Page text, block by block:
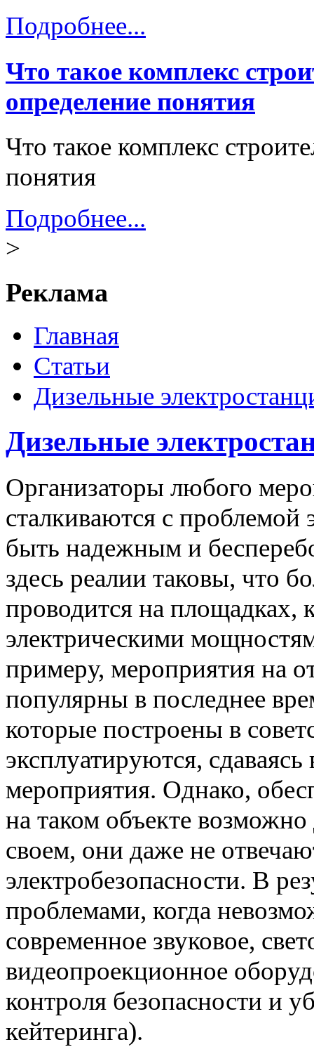
Подробнее...
Что такое комплекс
определение понятия
Что такое комплекс
понятия
Подробнее...
>
Реклама
Главная
Статьи
Дизельные
Дизельные
Организаторы любого
сталкиваются с проблемой
быть надежным и
здесь реалии таковы, что
проводится на
электрическими
примеру, мероприятия на
популярны в последнее
которые построены в
эксплуатируются,
мероприятия. Однако,
на таком объекте возможно
своем, они даже не
электробезопасности. В
проблемами, когда
современное звуковое,
видеопроекционное
контроля безопасности и
кейтеринга).